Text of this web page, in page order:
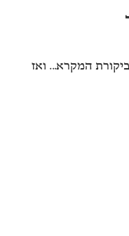
המקרא... ואז